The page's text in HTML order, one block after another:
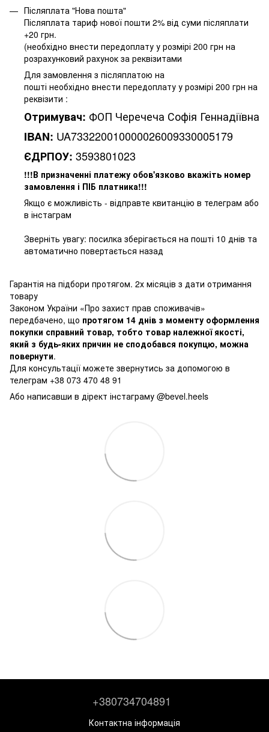
Післяплата "Нова пошта"
Післяплата тариф нової пошти 2% від суми післяплати
+20 грн.
(необхідно внести передоплату у розмірі 200 грн на
розрахунковий рахунок за реквізитами
Для замовлення з післяплатою на
пошті необхідно внести передоплату у розмірі 200 грн на
реквізити :
Отримувач: ФОП Черечеча Софія Геннадіївна
IBAN: UA733220010000026009330005179
ЄДРПОУ: 3593801023
!!!В призначенні платежу обов'язково вкажіть номер
замовлення і ПІБ платника!!!
Якщо є можливість - відправте квитанцію в телеграм або
в інстаграм
Зверніть увагу: посилка зберігається на пошті 10 днів та
автоматично повертається назад
Гарантія на підбори протягом. 2х місяців з дати отримання
товару
Законом України «Про захист прав споживачів»
передбачено, що протягом 14 днів з моменту оформлення
покупки справний товар, тобто товар належної якості,
який з будь-яких причин не сподобався покупцю, можна
повернути.
Для консультації можете звернутись за допомогою в
телеграм +38 073 470 48 91
Або написавши в дірект інстаграму @bevel.heels
+380734704891
Контактна інформація